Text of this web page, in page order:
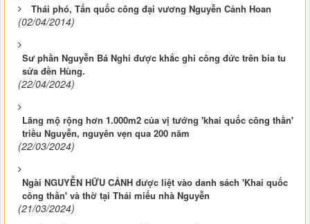
Thái phó, Tấn quốc công đại vương Nguyễn Cảnh Hoan
(02/04/2014)
Sư phần Nguyễn Bá Nghi được khắc ghi công đức trên bia tu
sửa đền Hùng.
(22/04/2024)
Lăng mộ rộng hơn 1.000m2 của vị tướng 'khai quốc công thần'
triều Nguyễn, nguyên vẹn qua 200 năm
(22/03/2024)
Ngài NGUYỄN HỮU CẢNH được liệt vào danh sách 'Khai quốc
công thần' và thờ tại Thái miếu nhà Nguyễn
(21/03/2024)